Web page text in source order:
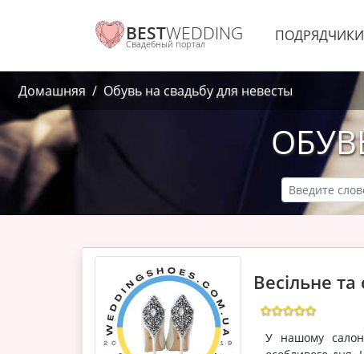
BESTWEDDING
Свадебный портал ПОДРЯДЧИКИ
Домашняя Обувь на свадьбу для невесты
Весільне та
У нашому